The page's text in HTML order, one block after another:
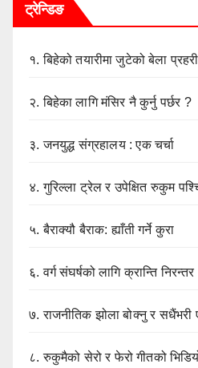
ट्रेन्डिङ
१.बिहेको तयारीमा जुटेको बेला
२.बिहेका लागि मंसिर नै कुर्नु पर्छर ?
३.जनयुद्ध संग्रहालय : एक चर्चा
४.गुरिल्ला ट्रेल र उपेक्षित रुकुम
५.बैराक्यौ बैराक: ह्याँती गर्ने कुरा
६.वर्ग संघर्षको लागि क्रान्ति निरन्तर
७.राजनीतिक झोला बोक्नु र सधैंभरी
८.रुकुमैको सेरो र फेरो गीतको